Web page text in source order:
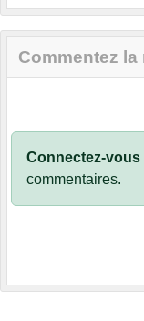
Commentez la
Connectez-vous
commentaires.